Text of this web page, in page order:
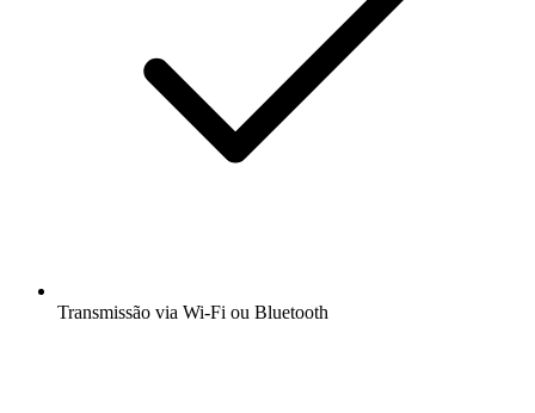
Transmissão via Wi-Fi ou Bluetooth